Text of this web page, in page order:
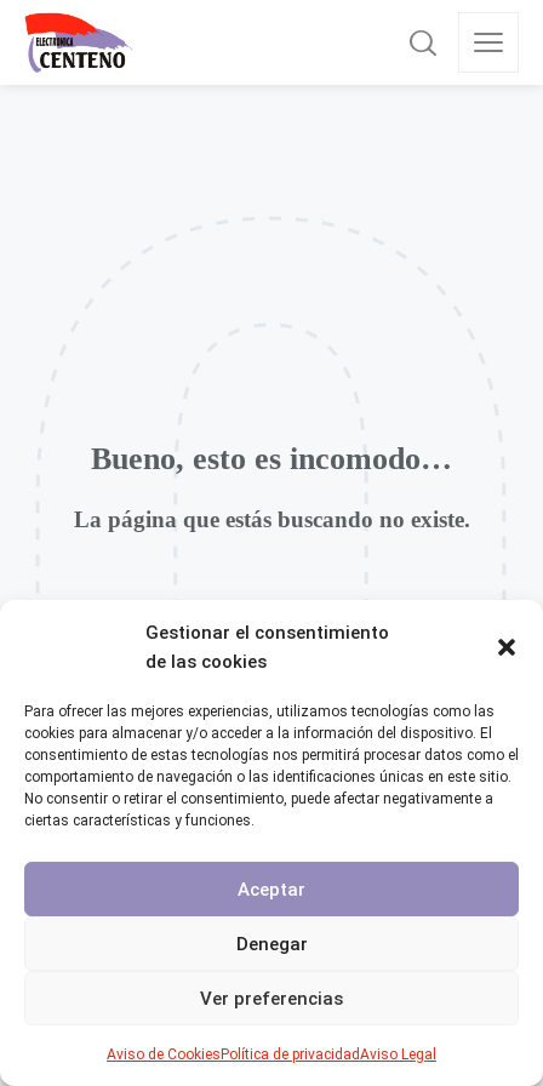
Gestionar el consentimiento
de las cookies
Para ofrecer las mejores experiencias, utilizamos tecnologías como las
cookies para almacenar y/o acceder a la información del dispositivo. El
consentimiento de estas tecnologías nos permitirá procesar datos como el
comportamiento de navegación o las identificaciones únicas en este sitio.
No consentir o retirar el consentimiento, puede afectar negativamente a
ciertas características y funciones.
Aceptar
Denegar
Ver preferencias
Aviso de Cookies Política de privacidadAviso Legal
Bueno, esto es incomodo…
La página que estás buscando no existe.
VOLVER A LA PÁGINA DE INICIO